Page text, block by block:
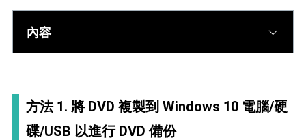
內容
方法 1. 將 DVD 複製到 Windows 10 電腦/硬
碟/USB 以進行 DVD 備份